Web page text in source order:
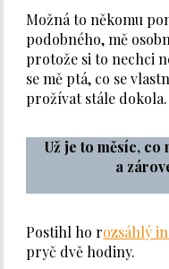
Možná to někomu
podobného, mě
protože si to nechci
se mě ptá, co se
prožívat stále dokola.
Už je to měsíc,
a
Postihl ho rozsáhlý
pryč dvě hodiny.